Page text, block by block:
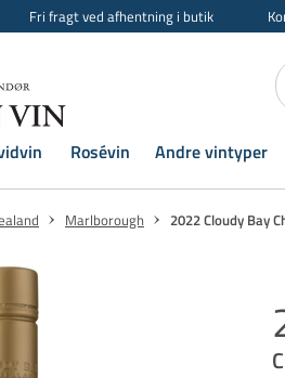
Fri fragt ved afhentning i butik
Rosévin Andre vintyper
Marlborough 2022 Cloudy Bay